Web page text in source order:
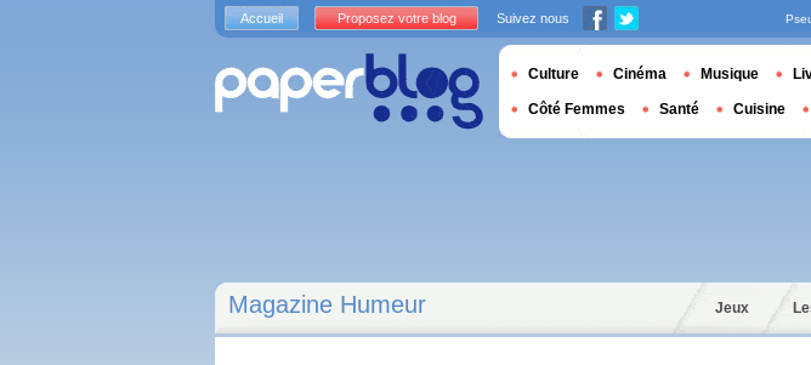
Magazine Humeur Jeux
Accueil Proposez votre blog Suivez nous
Culture Cinéma Musique
Côté Femmes Santé Cuisine